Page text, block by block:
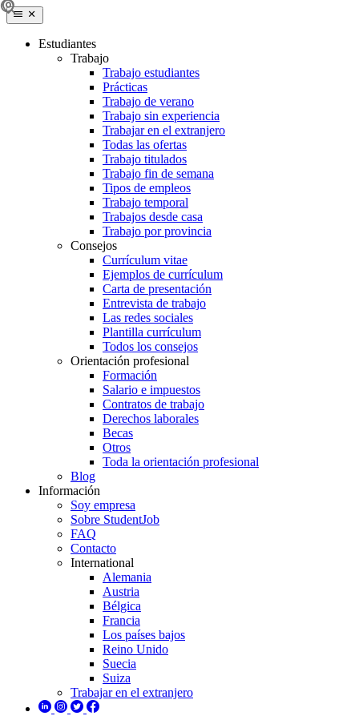
Estudiantes
Trabajo
Trabajo estudiantes
Prácticas
Trabajo de verano
Trabajo sin experiencia
Trabajar en el extranjero
Todas las ofertas
Trabajo titulados
Trabajo fin de semana
Tipos de empleos
Trabajo temporal
Trabajos desde casa
Trabajo por provincia
Consejos
Currículum vitae
Ejemplos de currículum
Carta de presentación
Entrevista de trabajo
Las redes sociales
Plantilla currículum
Todos los consejos
Orientación profesional
Formación
Salario e impuestos
Contratos de trabajo
Derechos laborales
Becas
Otros
Toda la orientación profesional
Blog
Información
Soy empresa
Sobre StudentJob
FAQ
Contacto
International
Alemania
Austria
Bélgica
Francia
Los países bajos
Reino Unido
Suecia
Suiza
Trabajar en el extranjero